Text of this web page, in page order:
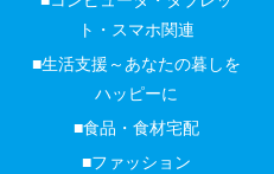
ト・スマホ関連
■生活支援～あなたの暮しを
ハッピーに
■食品・食材宅配
■ファッション